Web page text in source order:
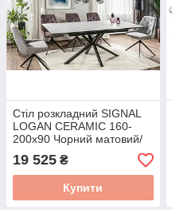
Стіл розкладний SIGNAL
LOGAN CERAMIC 160-
200х90 Чорний матовий/
Білий матовий
LOGANBC160
19 525 ₴
Купити